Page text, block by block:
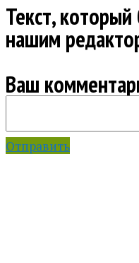
Текст,
нашим
Ваш
Отправить